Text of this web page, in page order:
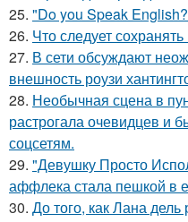
25. "Do you Speak English?
26. Что следует
27. В сети обсуждают
внешность роузи
28. Необычная сцена в
растрогала очевидцев и
соцсетям.
29. "Девушку Просто
аффлека стала пешкой в
30. До того, как Лана